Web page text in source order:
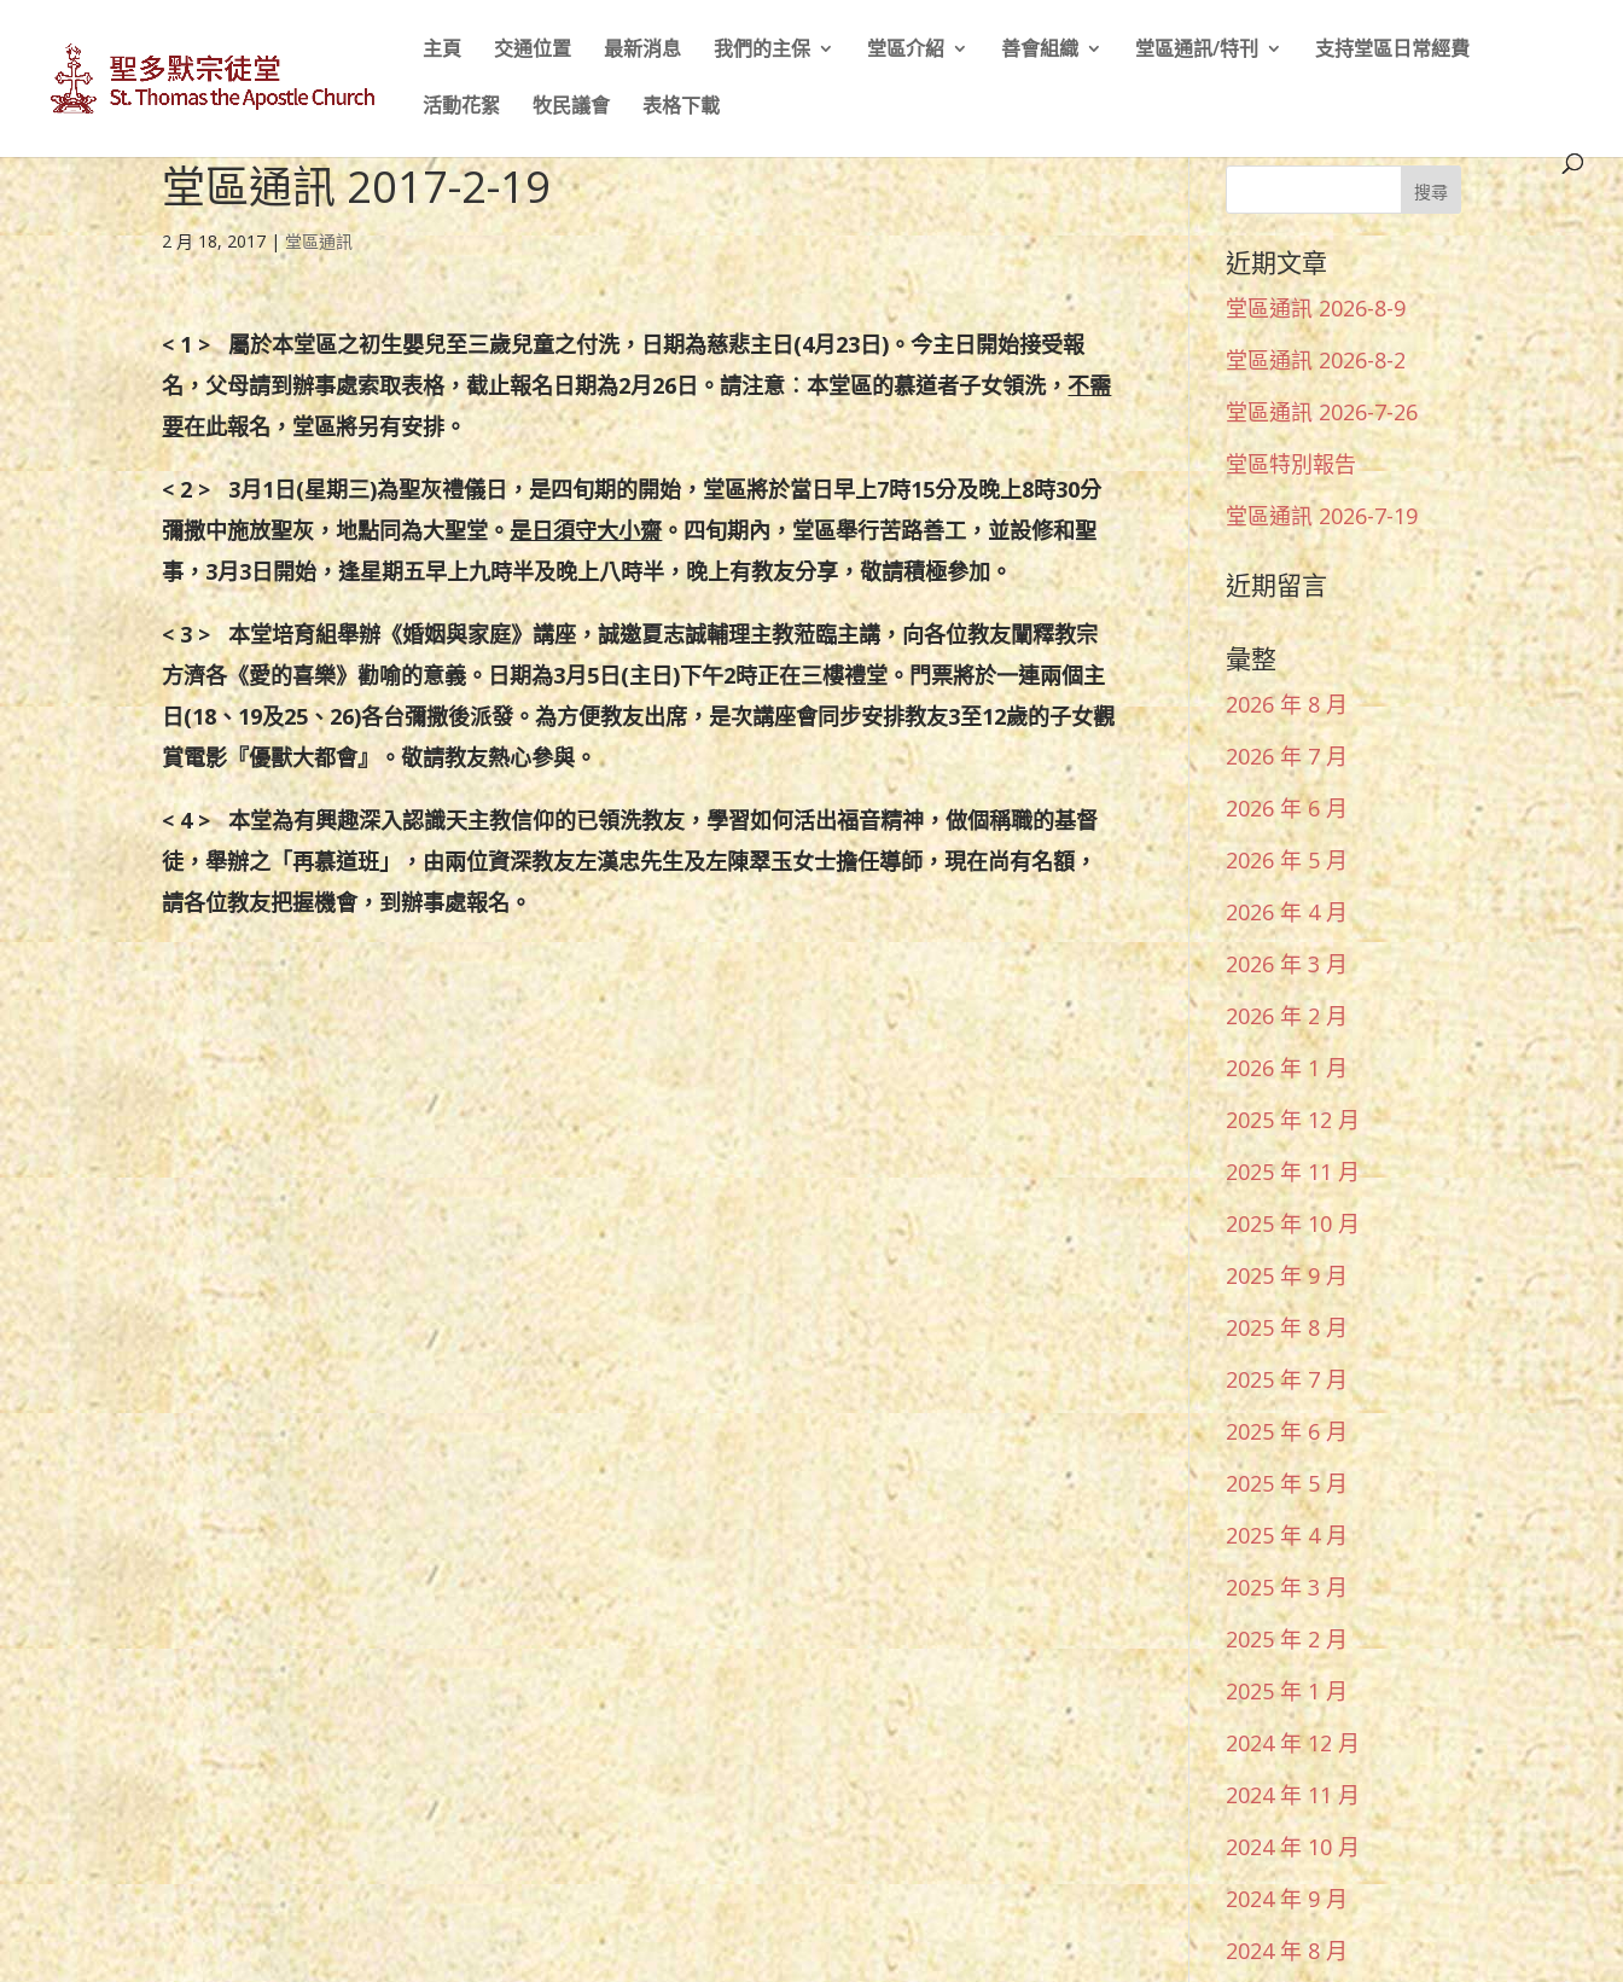
主頁 交通位置 最新消息 我們的主保 堂區介紹 善會組織 堂區通訊/特刊 支持堂區日常經費
活動花絮 牧民議會 表格下載
堂區通訊 2017-2-19
2 月 18, 2017 |堂區通訊
< 1 > 屬於本堂區之初生嬰兒至三歲兒童之付洗，日期為慈悲主日(4月23日)。今主日開始接受報
名，父母請到辦事處索取表格，截止報名日期為2月26日。請注意︰本堂區的慕道者子女領洗，不需
要在此報名，堂區將另有安排。
< 2 >3月1日(星期三)為聖灰禮儀日，是四旬期的開始，堂區將於當日早上7時15分及晚上8時30分
彌撒中施放聖灰，地點同為大聖堂。是日須守大小齋。四旬期內，堂區舉行苦路善工，並設修和聖
事，3月3日開始，逢星期五早上九時半及晚上八時半，晚上有教友分享，敬請積極參加。
< 3 > 本堂培育組舉辦《婚姻與家庭》講座，誠邀夏志誠輔理主教蒞臨主講，向各位教友闡釋教宗
方濟各《愛的喜樂》勸喻的意義。日期為3月5日(主日)下午2時正在三樓禮堂。門票將於一連兩個主
日(18、19及25、26)各台彌撒後派發。為方便教友出席，是次講座會同步安排教友3至12歲的子女觀
賞電影『優獸大都會』。敬請教友熱心參與。
< 4 > 本堂為有興趣深入認識天主教信仰的已領洗教友，學習如何活出福音精神，做個稱職的基督
徒，舉辦之「再慕道班」，由兩位資深教友左漢忠先生及左陳翠玉女士擔任導師，現在尚有名額，
請各位教友把握機會，到辦事處報名。
近期文章
堂區通訊 2026-8-9
堂區通訊 2026-8-2
堂區通訊 2026-7-26
堂區特別報告
堂區通訊 2026-7-19
近期留言
彙整
2026 年 8 月
2026 年 7 月
2026 年 6 月
2026 年 5 月
2026 年 4 月
2026 年 3 月
2026 年 2 月
2026 年 1 月
2025 年 12 月
2025 年 11 月
2025 年 10 月
2025 年 9 月
2025 年 8 月
2025 年 7 月
2025 年 6 月
2025 年 5 月
2025 年 4 月
2025 年 3 月
2025 年 2 月
2025 年 1 月
2024 年 12 月
2024 年 11 月
2024 年 10 月
2024 年 9 月
2024 年 8 月